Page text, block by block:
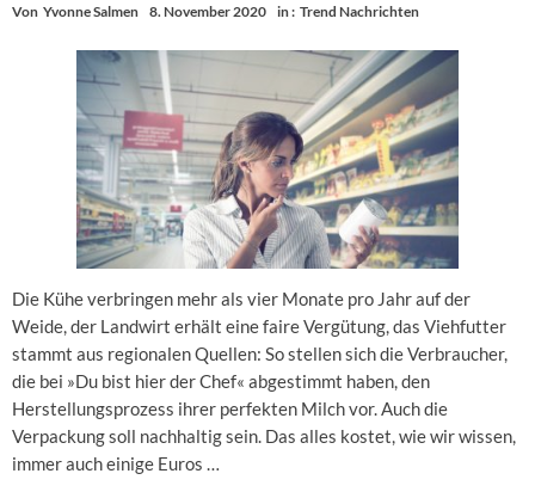
Von Yvonne Salmen 8. November 2020 in : Trend Nachrichten
Die Kühe verbringen mehr als vier Monate pro Jahr auf der
Weide, der Landwirt erhält eine faire Vergütung, das Viehfutter
stammt aus regionalen Quellen: So stellen sich die Verbraucher,
die bei »Du bist hier der Chef« abgestimmt haben, den
Herstellungsprozess ihrer perfekten Milch vor. Auch die
Verpackung soll nachhaltig sein. Das alles kostet, wie wir wissen,
immer auch einige Euros …